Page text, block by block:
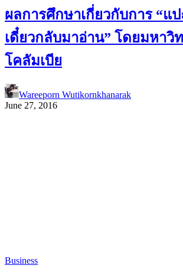
ผลการศึกษาเกี่ยวกับการ “แ
เดี๋ยวกลับมาอ่าน” โดยมหาวิ
โคลัมเบีย
Wareeporn Wutikornkhanarak
June 27, 2016
Business